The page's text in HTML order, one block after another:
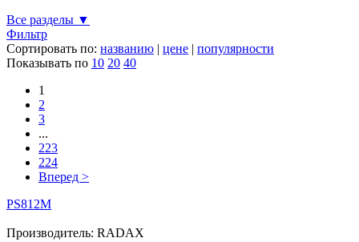
Все разделы ▼
Фильтр
Сортировать по: названию | цене | популярности
Показывать по 10 20 40
1
2
3
...
223
224
Вперед >
PS812M
Производитель: RADAX